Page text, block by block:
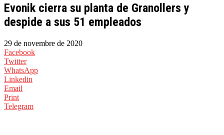
Evonik cierra su planta de Granollers y
despide a sus 51 empleados
29 de novembre de 2020
Facebook
Twitter
WhatsApp
Linkedin
Email
Print
Telegram